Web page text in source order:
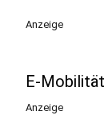
Anzeige
E-Mobilität
Anzeige